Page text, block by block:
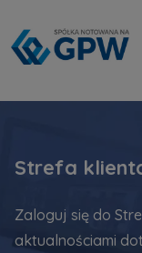
Strefa
Zaloguj się do
aktualnościami